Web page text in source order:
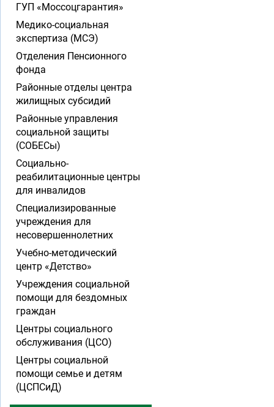
ГУП «Моссоцгарантия»
Медико-социальная
экспертиза (МСЭ)
Отделения Пенсионного
фонда
Районные отделы центра
жилищных субсидий
Районные управления
социальной защиты
(СОБЕСы)
Социально-
реабилитационные центры
для инвалидов
Специализированные
учреждения для
несовершеннолетних
Учебно-методический
центр «Детство»
Учреждения социальной
помощи для бездомных
граждан
Центры социального
обслуживания (ЦСО)
Центры социальной
помощи семье и детям
(ЦСПСиД)